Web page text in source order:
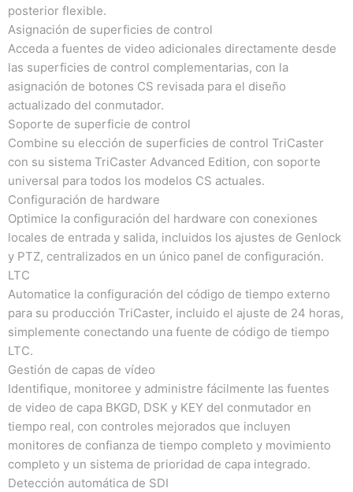
posterior flexible.
Asignación de superficies de control
Acceda a fuentes de video adicionales directamente desde
las superficies de control complementarias, con la
asignación de botones CS revisada para el diseño
actualizado del conmutador.
Soporte de superficie de control
Combine su elección de superficies de control TriCaster
con su sistema TriCaster Advanced Edition, con soporte
universal para todos los modelos CS actuales.
Configuración de hardware
Optimice la configuración del hardware con conexiones
locales de entrada y salida, incluidos los ajustes de Genlock
y PTZ, centralizados en un único panel de configuración.
LTC
Automatice la configuración del código de tiempo externo
para su producción TriCaster, incluido el ajuste de 24 horas,
simplemente conectando una fuente de código de tiempo
LTC.
Gestión de capas de vídeo
Identifique, monitoree y administre fácilmente las fuentes
de video de capa BKGD, DSK y KEY del conmutador en
tiempo real, con controles mejorados que incluyen
monitores de confianza de tiempo completo y movimiento
completo y un sistema de prioridad de capa integrado.
Detección automática de SDI